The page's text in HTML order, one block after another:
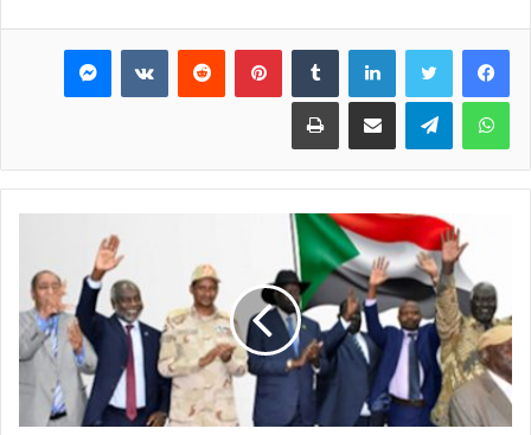
فيسبوك تويتر لينكدإن بينتيريست ماسنجر
واتساب تيلقرام مشاركة عبر البريد طباعة